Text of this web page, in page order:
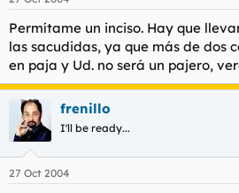
Permítame un inciso. Hay que
las sacudidas, ya que más de dos
en paja y Ud. no será un pajero,
frenillo
I'll be ready...
27 Oct 2004